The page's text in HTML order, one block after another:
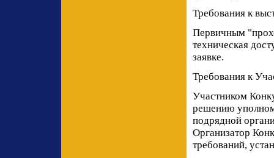
Требования к
Первичным
техническая
заявке.
Требования к
Участником
решению
подрядной
Организатор
требований,